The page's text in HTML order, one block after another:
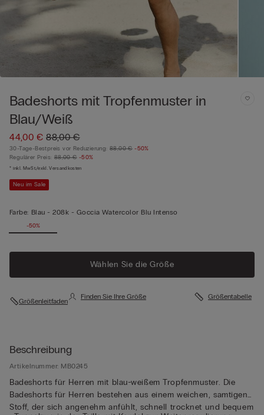
Badeshorts mit Tropfenmuster in
Blau/Weiß
44,00 €88,00 €
30-Tage-Bestpreis vor Reduzierung: 88,00 € -50%
Regulärer Preis: 88,00 € -50%
* inkl. MwSt./exkl. Versandkosten
Neu im Sale
Farbe: Blau -208k - Goccia Watercolor Blu Intenso
-50%
Wählen Sie die Größe
Größenleitfaden
Finden Sie Ihre Größe Größentabelle
Beschreibung
Artikelnummer: MB0245
Badeshorts für Herren mit blau-weißem Tropfenmuster. Die
Badeshorts für Herren bestehen aus einem weichen, samtigen
Stoff, der sich angenehm anfühlt, schnell trocknet und bequem